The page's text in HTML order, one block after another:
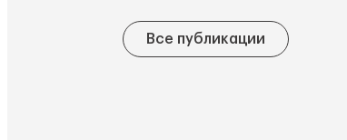
Все публикации